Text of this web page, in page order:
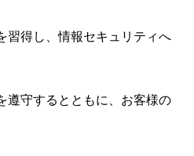
習得し、情報セキュリティへ
遵守するとともに、お客様の